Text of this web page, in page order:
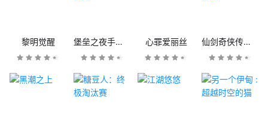
黎明觉醒 堡垒之夜手机版 心罪爱丽丝 仙剑奇侠传九野